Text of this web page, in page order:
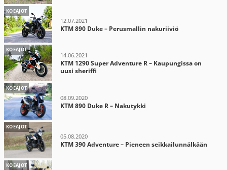
KOEAJOT
12.07.2021
KTM 890 Duke – Perusmallin nakuriiviö
KOEAJOT
14.06.2021
KTM 1290 Super Adventure R – Kaupungissa on
uusi sheriffi
KOEAJOT
08.09.2020
KTM 890 Duke R – Nakutykki
KOEAJOT
05.08.2020
KTM 390 Adventure – Pieneen seikkailunnälkään
KOEAJOT